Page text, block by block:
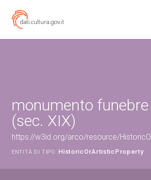
monumento
(sec. XIX)
https://w3id.org/arco/resource/
ENTITÀ DI TIPO: HistoricOrArtisticProperty